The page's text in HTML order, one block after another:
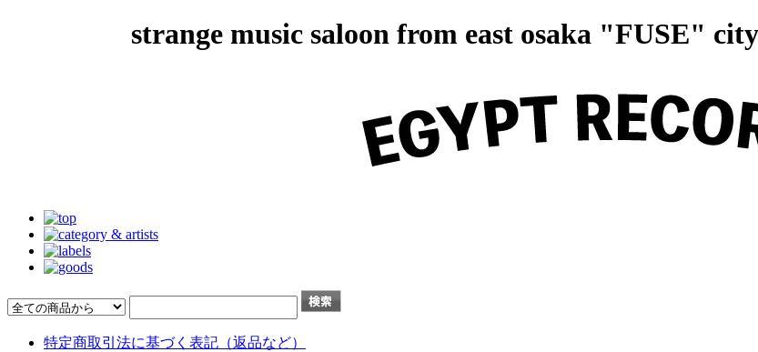
strange music saloon from east osaka "FUSE"
特定商取引法に基づく表記（返品など）